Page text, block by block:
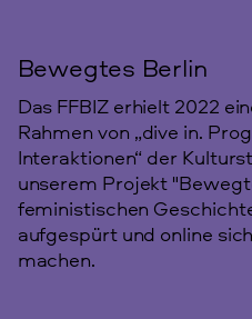
Bewegtes Berlin
Das FFBIZ erhielt 2022
Rahmen von „dive in.
Interaktionen“ der
unserem Projekt
feministischen
aufgespürt und online
machen.